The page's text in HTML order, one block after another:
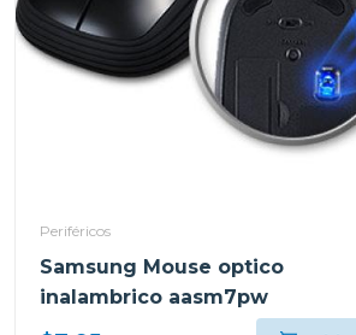
Periféricos
Samsung Mouse optico
inalambrico aasm7pw